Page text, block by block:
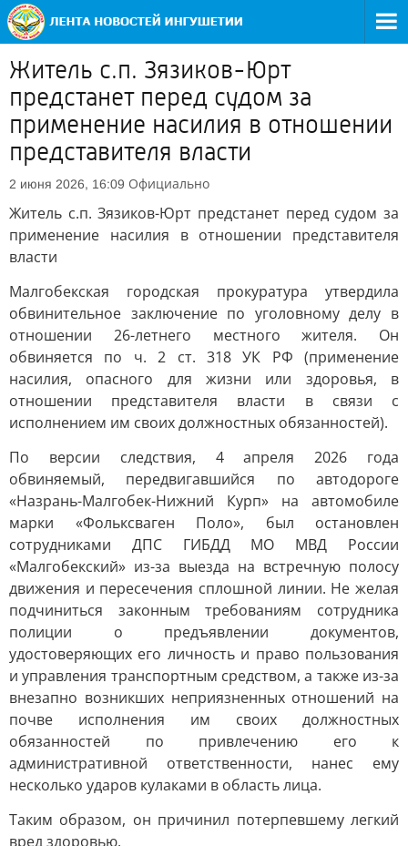
Житель с.п. Зязиков-Юрт
предстанет перед судом за
применение насилия в отношении
представителя власти
2 июня 2026, 16:09 Официально
Житель с.п. Зязиков-Юрт предстанет перед судом за
применение насилия в отношении представителя
власти
Малгобекская городская прокуратура утвердила
обвинительное заключение по уголовному делу в
отношении 26-летнего местного жителя. Он
обвиняется по ч. 2 ст. 318 УК РФ (применение
насилия, опасного для жизни или здоровья, в
отношении представителя власти в связи с
исполнением им своих должностных обязанностей).
По версии следствия, 4 апреля 2026 года
обвиняемый, передвигавшийся по автодороге
«Назрань-Малгобек-Нижний Курп» на автомобиле
марки «Фольксваген Поло», был остановлен
сотрудниками ДПС ГИБДД МО МВД России
«Малгобекский» из-за выезда на встречную полосу
движения и пересечения сплошной линии. Не желая
подчиниться законным требованиям сотрудника
полиции о предъявлении документов,
удостоверяющих его личность и право пользования
и управления транспортным средством, а также из-за
внезапно возникших неприязненных отношений на
почве исполнения им своих должностных
обязанностей по привлечению его к
административной ответственности, нанес ему
несколько ударов кулаками в область лица.
Таким образом, он причинил потерпевшему легкий
вред здоровью.